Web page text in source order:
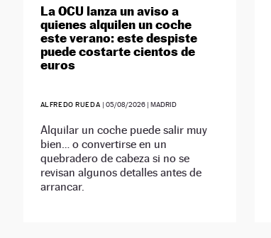
La OCU lanza un aviso a
quienes alquilen un coche
este verano: este despiste
puede costarte cientos de
euros
ALFREDO RUEDA | 05/08/2026| MADRID
Alquilar un coche puede salir muy
bien… o convertirse en un
quebradero de cabeza si no se
revisan algunos detalles antes de
arrancar.